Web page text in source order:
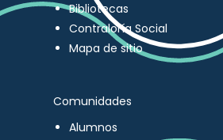
Bibliotecas
Contraloría Social
Mapa de sitio
Comunidades
Alumnos